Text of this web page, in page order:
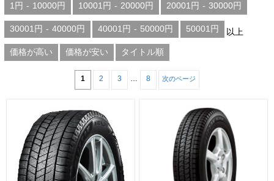
1円 - 10000円 10001円 - 20000円 20001円 - 30000円
30001円 - 40000円 40001円 - 50000円 50001円 以上
価格が高い 価格が安い タイトル順
1 2 3 … 8 次のページ